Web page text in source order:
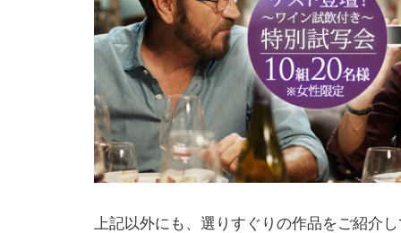
上記以外にも、選りすぐりの作品をご紹介